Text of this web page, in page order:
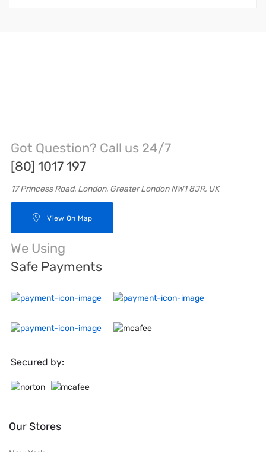
Got Question? Call us 24/7
[80] 1017 197
17 Princess Road, London, Greater London NW1 8JR, UK
View On Map
We Using
Safe Payments
Secured by:
Our Stores